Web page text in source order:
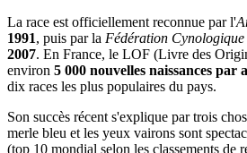
La race est officiellement reconnue par l'
1991, puis par la Fédération
2007. En France, le LOF (Livre des
environ 5 000 nouvelles naissances par
dix races les plus populaires du pays.
Son succès récent s'explique par trois
merle bleu et les yeux vairons sont
(top 10 mondial selon les classements de